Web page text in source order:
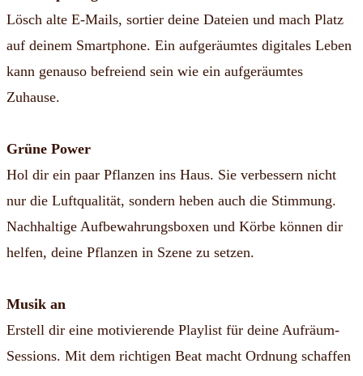
Lösch alte E-Mails, sortier deine Dateien und mach Platz
auf deinem Smartphone. Ein aufgeräumtes digitales Leben
kann genauso befreiend sein wie ein aufgeräumtes
Zuhause.
Grüne Power
Hol dir ein paar Pflanzen ins Haus. Sie verbessern nicht
nur die Luftqualität, sondern heben auch die Stimmung.
Nachhaltige Aufbewahrungsboxen und Körbe können dir
helfen, deine Pflanzen in Szene zu setzen.
Musik an
Erstell dir eine motivierende Playlist für deine Aufräum-
Sessions. Mit dem richtigen Beat macht Ordnung schaffen